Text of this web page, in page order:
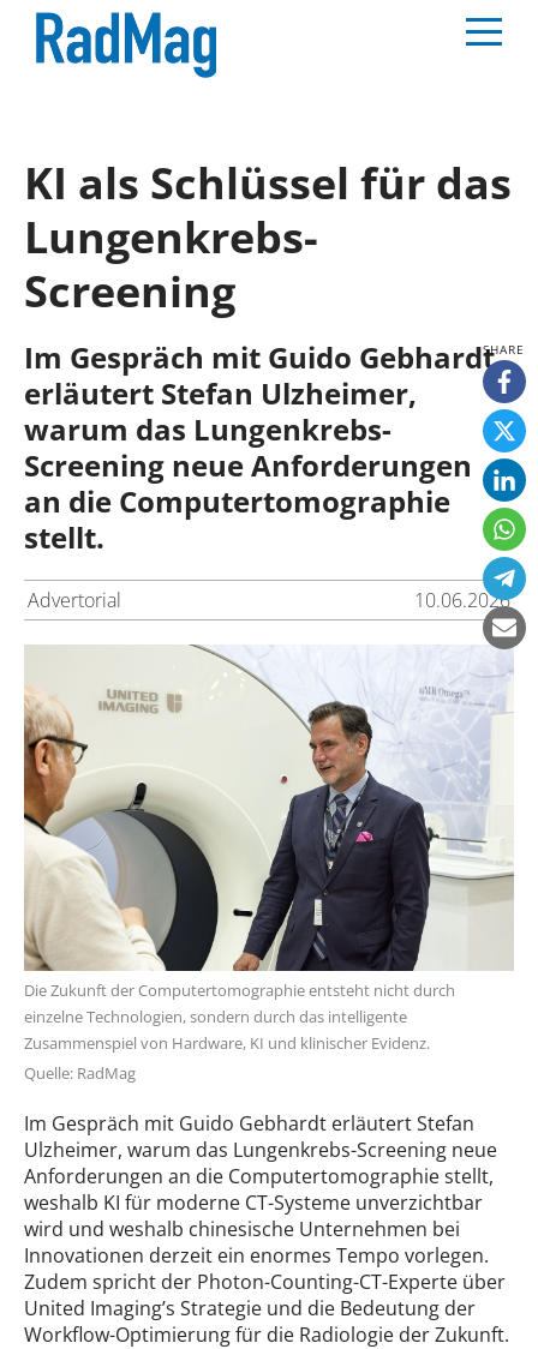
KI als Schlüssel für das
Lungenkrebs-
Screening
Im Gespräch mit Guido Gebhardt
erläutert Stefan Ulzheimer,
warum das Lungenkrebs-
Screening neue Anforderungen
an die Computertomographie
stellt.
Advertorial 10.06.2026
Die Zukunft der Computertomographie entsteht nicht durch
einzelne Technologien, sondern durch das intelligente
Zusammenspiel von Hardware, KI und klinischer Evidenz.
Quelle: RadMag
Im Gespräch mit Guido Gebhardt erläutert Stefan
Ulzheimer, warum das Lungenkrebs-Screening neue
Anforderungen an die Computertomographie stellt,
weshalb KI für moderne CT-Systeme unverzichtbar
wird und weshalb chinesische Unternehmen bei
Innovationen derzeit ein enormes Tempo vorlegen.
Zudem spricht der Photon-Counting-CT-Experte über
United Imaging’s Strategie und die Bedeutung der
Workflow-Optimierung für die Radiologie der Zukunft.